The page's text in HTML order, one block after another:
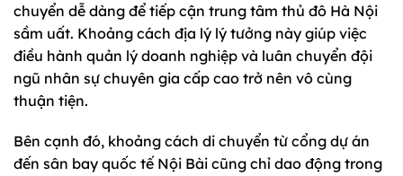
chuyển dễ dàng để tiếp cận trung tâm thủ đô Hà Nội
sầm uất. Khoảng cách địa lý lý tưởng này giúp việc
điều hành quản lý doanh nghiệp và luân chuyển đội
ngũ nhân sự chuyên gia cấp cao trở nên vô cùng
thuận tiện.
Bên cạnh đó, khoảng cách di chuyển từ cổng dự án
đến sân bay quốc tế Nội Bài cũng chỉ dao động trong